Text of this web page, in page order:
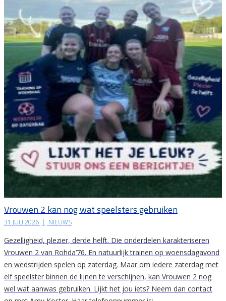
Vrouwen 2 kan nog wat speelsters gebruiken
31 JULI 2026 | NIEUWS
Gezelligheid, plezier, derde helft. Die onderdelen karakteriseren
Vrouwen 2 van Rohda’76. En natuurlijk trainen op woensdagavond
en wedstrijden spelen op zaterdag. Maar om iedere zaterdag met
elf speelster binnen de lijnen te verschijnen, kan Vrouwen 2 nog
wel wat aanwas gebruiken. Lijkt het jou iets? Neem dan contact